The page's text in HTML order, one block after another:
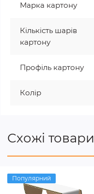
Марка картону
Кількість шарів
картону
Профіль картону
Колір
Схожі товари
Популярний